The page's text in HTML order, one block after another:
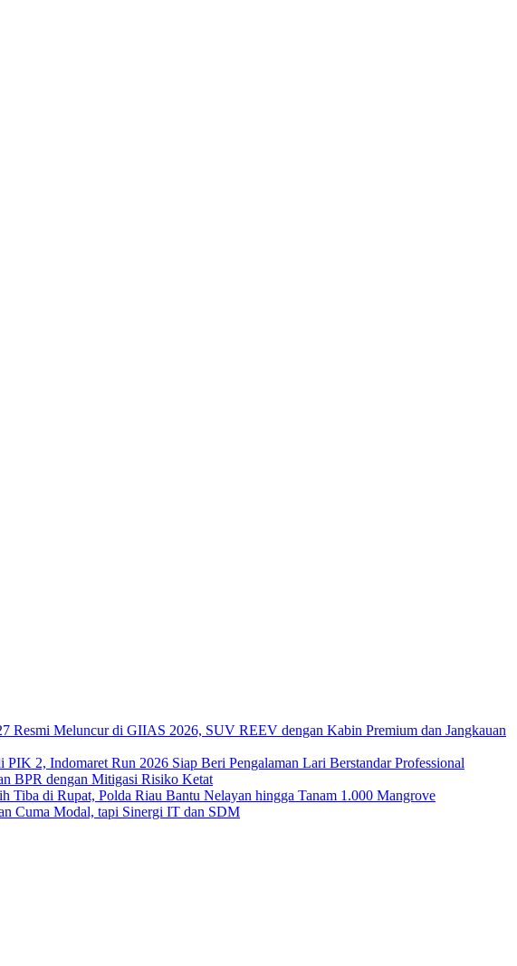
Resmi Meluncur di GIIAS 2026, SUV REEV dengan Kabin Premium dan Jangkauan
2, Indomaret Run 2026 Siap Beri Pengalaman Lari Berstandar Professional
BPR dengan Mitigasi Risiko Ketat
Tiba di Rupat, Polda Riau Bantu Nelayan hingga Tanam 1.000 Mangrove
Cuma Modal, tapi Sinergi IT dan SDM